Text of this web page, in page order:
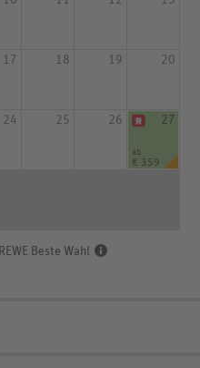
17 18 19 20
24 25 26 27
ab
€ 359
REWE Beste Wahl